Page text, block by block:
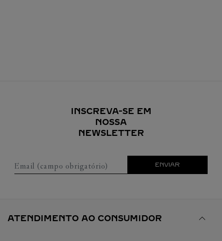
INSCREVA-SE EM
NOSSA
NEWSLETTER
Email (campo obrigatório) ENVIAR
ATENDIMENTO AO CONSUMIDOR